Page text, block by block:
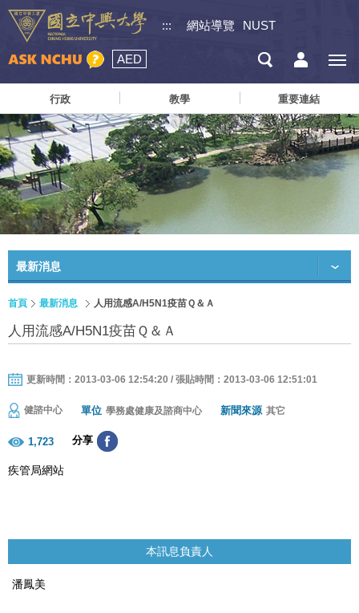
::: 網站導覽 NUST
AED
行政 教學 重要連結
最新消息
首頁 最新消息 人用流感A/H5N1疫苗Ｑ＆Ａ
人用流感A/H5N1疫苗Ｑ＆Ａ
更新時間：2013-03-06 12:54:20 / 張貼時間：2013-03-06 12:51:01
健諮中心 單位 學務處健康及諮商中心 新聞來源 其它
1,723 分享
疾管局網站
本訊息負責人
潘鳳美